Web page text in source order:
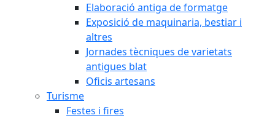
Elaboració antiga de formatge
Exposició de maquinaria, bestiar i
altres
Jornades tècniques de varietats
antigues blat
Oficis artesans
Turisme
Festes i fires